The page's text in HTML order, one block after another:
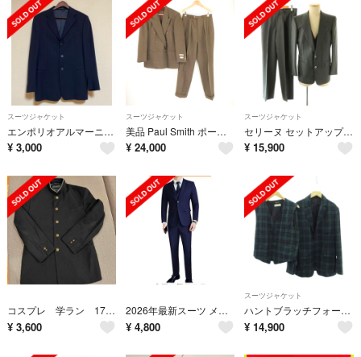
スーツジャケット
エンポリオアルマーニ スーツジャケット ネイビー
¥ 3,000
スーツジャケット
美品 Paul Smith ポールスミス スーツ M ウール100％ ジャケット パンツ ボットジュゼッペ カーキブラウン系 メンズ AO4130A94
¥ 24,000
スーツジャケット
セリーヌ セットアップ 3ピース ジャケット パンツ ベスト ロゴ グレー
¥ 15,900
コスプレ 学ラン 170A
¥ 3,600
2026年最新スーツ メンズ ジャケットスラックス 3点セット 定価8980円
¥ 4,800
スーツジャケット
ハントブラッチフォード ブラックウォッチ スーツ ジャケット スリーピース L
¥ 14,900